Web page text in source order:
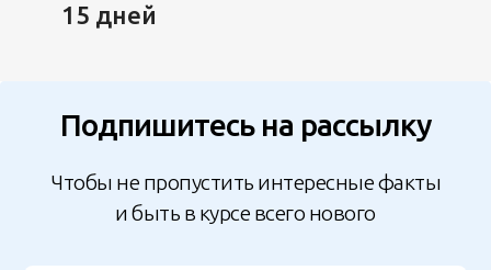
15 дней
Подпишитесь на рассылку
Чтобы не пропустить интересные факты
и быть в курсе всего нового